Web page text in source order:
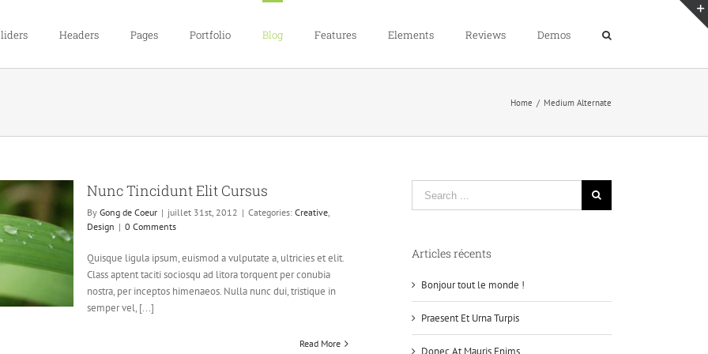
Headers Pages Portfolio Blog Features Elements Reviews Demos
Home / Medium Alternate
Nunc Tincidunt Elit Cursus
By Gong de Coeur | juillet 31st, 2012 | Categories: Creative,
Design | 0 Comments
Quisque ligula ipsum, euismod a vulputate a, ultricies et elit.
Class aptent taciti sociosqu ad litora torquent per conubia
nostra, per inceptos himenaeos. Nulla nunc dui, tristique in
semper vel, [...]
Read More
Articles récents
Bonjour tout le monde !
Praesent Et Urna Turpis
Donec At Mauris Enims